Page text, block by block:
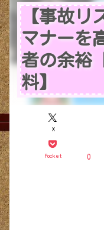
【事故リ
マナーを
者の余裕
料】
X
Pocket 0